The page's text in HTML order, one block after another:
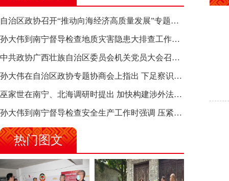
自治区政协召开“推动向海经济高质量发展”专题调研座谈会 钱学明出席并讲话
孙大伟到南宁督导检查地质灾害隐患大排查工作时强调 筑牢地质灾害安全防线 全力保障人民群众生命财产安全
中共政协广西壮族自治区委员会机关党员大会召开 选举产生新一届机关党委、机关纪委
孙大伟在自治区政协专题协商会上指出 下足察识谋督之功 恪尽服务大局之责 助推有色金属、关键金属产业高质量发展
巫家世在南宁、北海调研时提出 加快构建涉外法律供给集群 护航向海经济高质量发展
孙大伟到南宁督导检查安全生产工作时强调 压紧压实责任 狠抓隐患整治 坚决筑牢安全生产防线
热门图文